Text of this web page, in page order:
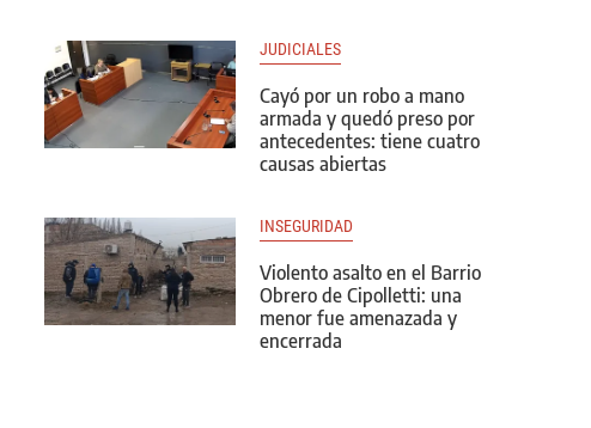
JUDICIALES
Cayó por un robo a mano
armada y quedó preso por
antecedentes: tiene cuatro
causas abiertas
INSEGURIDAD
Violento asalto en el Barrio
Obrero de Cipolletti: una
menor fue amenazada y
encerrada